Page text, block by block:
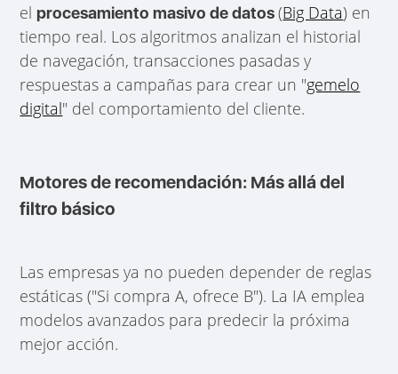
elprocesamiento masivo de datos(Big Data) en
tiempo real. Los algoritmos analizan el historial
de navegación, transacciones pasadas y
respuestas a campañas para crear un "gemelo
digital" del comportamiento del cliente.
Motores de recomendación: Más allá del
filtro básico
Las empresas ya no pueden depender de reglas
estáticas ("Si compra A, ofrece B"). La IA emplea
modelos avanzados para predecir la próxima
mejor acción.